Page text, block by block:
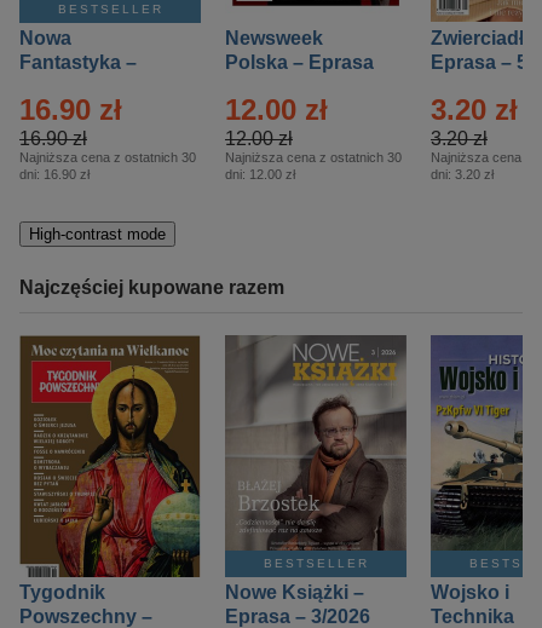
BESTSELLER
Nowa
Fantastyka –
16.90 zł
16.90 zł
Najniższa cena z ostatnich 30
dni: 16.90 zł
Newsweek
Polska – Eprasa
12.00 zł
12.00 zł
Najniższa cena z ostatnich 30
dni: 12.00 zł
Zwierciadło
Eprasa – 5/
3.20 zł
3.20 zł
Najniższa cena z
dni: 3.20 zł
High-contrast mode
Najczęściej kupowane razem
Tygodnik
Powszechny –
BESTSELLER
Nowe Książki –
Eprasa – 3/2026
Wojsko i
Technika